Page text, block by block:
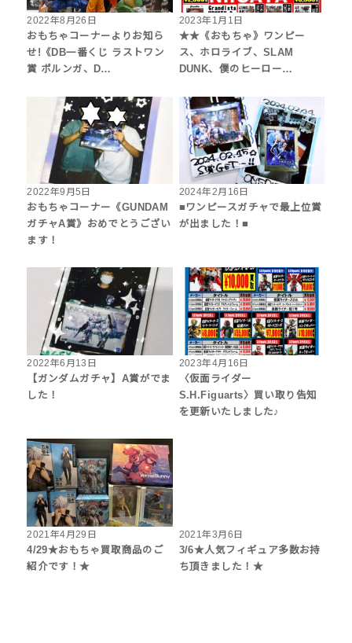
2022年8月26日
おもちゃコーナーよりお知ら
せ!《DB一番くじ ラストワン
賞 ポルンガ、D…
2023年1月1日
★★《おもちゃ》ワンピー
ス、ホロライブ、SLAM
DUNK、僕のヒーロー…
2022年9月5日
おもちゃコーナー《GUNDAM
ガチャA賞》おめでとうござい
ます！
2024年2月16日
■ワンピースガチャで最上位賞
が出ました！■
2022年6月13日
【ガンダムガチャ】A賞がでま
した！
2023年4月16日
〈仮面ライダー
S.H.Figuarts〉買い取り告知
を更新いたしました♪
2021年4月29日
4/29★おもちゃ買取商品のご
紹介です！★
2021年3月6日
3/6★人気フィギュア多数お持
ち頂きました！★